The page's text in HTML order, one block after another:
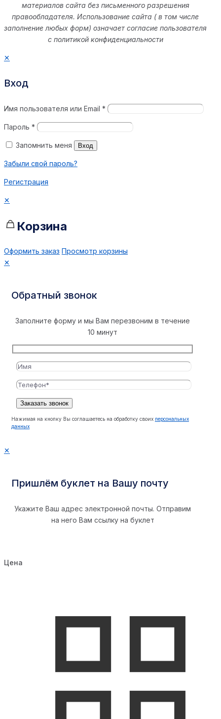
материалов сайта без письменного разрешения
правообладателя. Использование сайта ( в том числе
заполнение любых форм) означает согласие пользователя
с политикой конфиденциальности
✕
Вход
Имя пользователя или Email *
Пароль *
Запомнить меня Вход
Забыли свой пароль?
Регистрация
✕
Корзина
Оформить заказ Просмотр корзины
✕
Обратный звонок
Заполните форму и мы Вам перезвоним в течение
10 минут
Нажимая на кнопку Вы соглашаетесь на обработку своих персональных
данных
✕
Пришлём буклет на Вашу почту
Укажите Ваш адрес электронной почты. Отправим
на него Вам ссылку на буклет
Цена